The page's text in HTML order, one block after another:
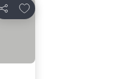
Partilhar
Adicionar aos favoritos